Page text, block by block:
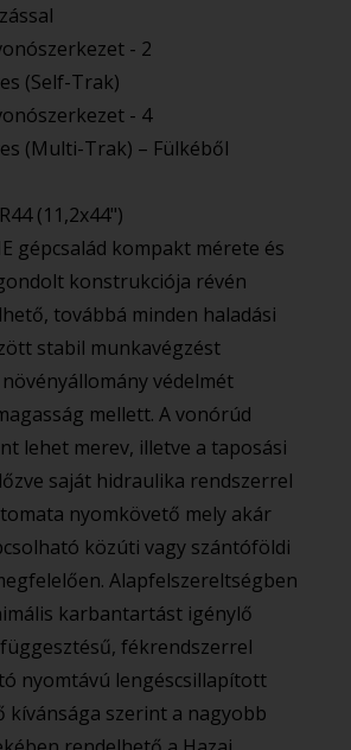
- 2
(Self-Trak)
- 4
(Multi-Trak) – Fülkéből
(11,2x44")
gépcsalád kompakt mérete és
konstrukciója révén
továbbá minden haladási
stabil munkavégzést
védelmét
mellett. A vonórúd
lehet merev, illetve a taposási
saját hidraulika rendszerrel
nyomkövető mely akár
közúti vagy szántóföldi
Alapfelszereltségben
karbantartást igénylő
fékrendszerrel
nyomtávú lengéscsillapított
kívánsága szerint a nagyobb